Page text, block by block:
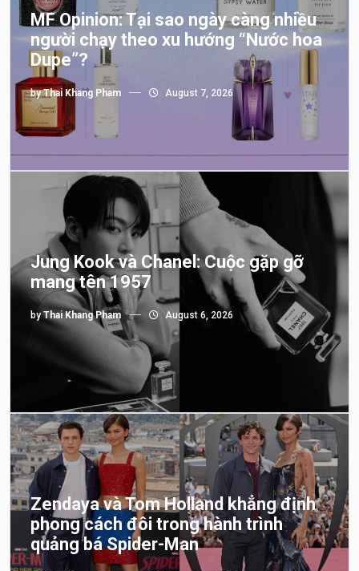
MF Opinion: Tại sao ngày càng nhiều
người chạy theo xu hướng “Nước hoa
Dupe”?
byThai Khang Pham August 7, 2026
Jung Kook và Chanel: Cuộc gặp gỡ
mang tên 1957
byThai Khang Pham August 6, 2026
Zendaya và Tom Holland khẳng định
phong cách đôi trong hành trình
quảng bá Spider-Man